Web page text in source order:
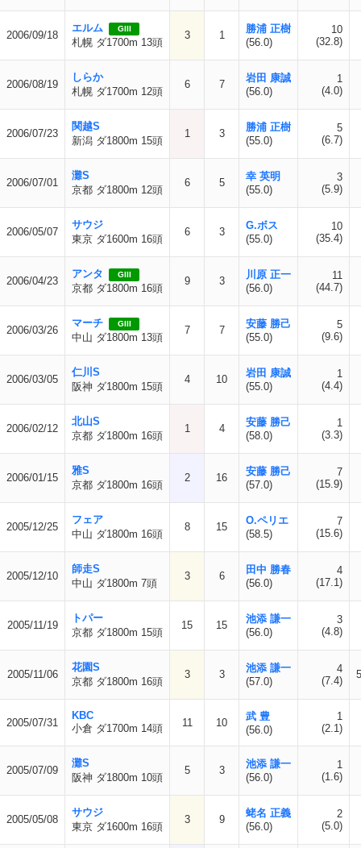
2006/09/18
エルム GIII
札幌 ダ1700m 13頭
3 1
勝浦 正樹
(56.0)
10
(32.8)
2006/08/19
しらか
札幌 ダ1700m 12頭
6 7
岩田 康誠
(56.0)
1
(4.0)
2006/07/23
関越S
新潟 ダ1800m 15頭
1 3
勝浦 正樹
(55.0)
5
(6.7)
2006/07/01
灘S
京都 ダ1800m 12頭
6 5
幸 英明
(55.0)
3
(5.9)
2006/05/07
サウジ
東京 ダ1600m 16頭
6 3
G.ボス
(55.0)
10
(35.4)
2006/04/23
アンタ GIII
京都 ダ1800m 16頭
9 3
川原 正一
(56.0)
11
(44.7)
2006/03/26
マーチ GIII
中山 ダ1800m 13頭
7 7
安藤 勝己
(55.0)
5
(9.6)
2006/03/05
仁川S
阪神 ダ1800m 15頭
4 10
岩田 康誠
(55.0)
1
(4.4)
2006/02/12
北山S
京都 ダ1800m 16頭
1 4
安藤 勝己
(58.0)
1
(3.3)
2006/01/15
雅S
京都 ダ1800m 16頭
2 16
安藤 勝己
(57.0)
7
(15.9)
2005/12/25
フェア
中山 ダ1800m 16頭
8 15
O.ペリエ
(58.5)
7
(15.6)
2005/12/10
師走S
中山 ダ1800m 7頭
3 6
田中 勝春
(56.0)
4
(17.1)
2005/11/19
トパー
京都 ダ1800m 15頭
15 15
池添 謙一
(56.0)
3
(4.8)
2005/11/06
花園S
京都 ダ1800m 16頭
3 3
池添 謙一
(57.0)
4
(7.4)
2005/07/31
KBC
小倉 ダ1700m 14頭
11 10
武 豊
(56.0)
1
(2.1)
2005/07/09
灘S
阪神 ダ1800m 10頭
5 3
池添 謙一
(56.0)
1
(1.6)
2005/05/08
サウジ
東京 ダ1600m 16頭
3 9
蛯名 正義
(56.0)
2
(5.0)